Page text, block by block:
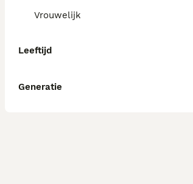
Vrouwelijk
Leeftijd
Generatie